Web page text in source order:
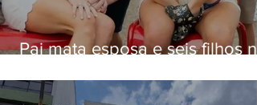
Pai mata esposa e seis filhos